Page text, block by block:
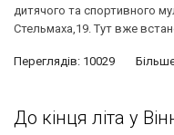
дитячого та спортивного
Стельмаха,19. Тут вже
Переглядів: 10029
До кінця літа у